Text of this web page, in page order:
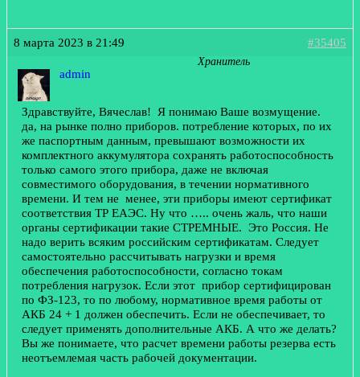
8 марта 2023 в 21:49 #35405
admin
Хранитель
Здравствуйте, Вячеслав! Я понимаю Ваше возмущение.
да, на рынке полно приборов. потребление которых, по их
же паспортным данным, превышают возможности их
комплектного аккумулятора сохранять работоспособность
только самого этого прибора, даже не включая
совместимого оборудования, в течении нормативного
времени. И тем не менее, эти приборы имеют сертификат
соответствия ТР ЕАЭС. Ну что ….. очень жаль, что наши
органы сертификации такие СТРЕМНЫЕ. Это Россия. Не
надо верить всяким российским сертификатам. Следует
самостоятельно рассчитывать нагрузки и время
обеспечения работоспособности, согласно токам
потребления нагрузок. Если этот прибор сертифицирован
по ФЗ-123, то по любому, нормативное время работы от
АКБ 24 + 1 должен обеспечить. Если не обеспечивает, то
следует применять дополнительные АКБ. А что же делать?
Вы же понимаете, что расчет времени работы резерва есть
неотъемлемая часть рабочей документации.